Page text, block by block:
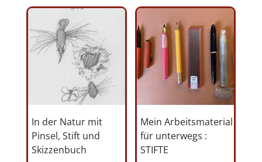
In der Natur mit
Pinsel, Stift und
Skizzenbuch
Mein Arbeitsmaterial
für unterwegs :
STIFTE